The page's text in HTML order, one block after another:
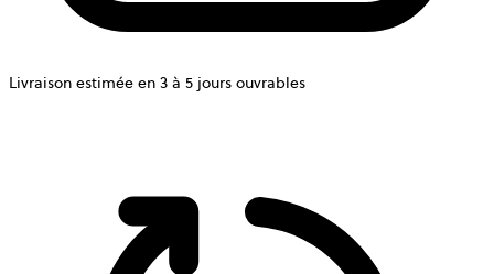
Livraison estimée en 3 à 5 jours ouvrables